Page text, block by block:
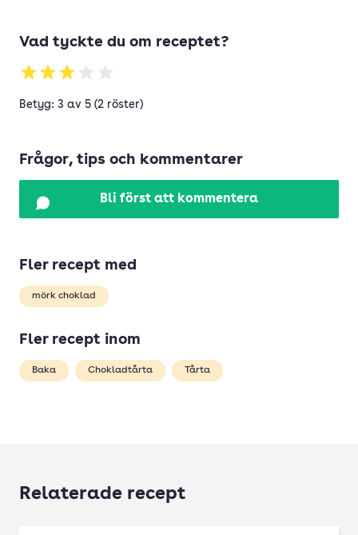
Vad tyckte du om receptet?
Betyg: 3 av 5 (2 röster)
Frågor, tips och kommentarer
Bli först att kommentera
Fler recept med
mörk choklad
Fler recept inom
Baka Chokladtårta Tårta
Relaterade recept